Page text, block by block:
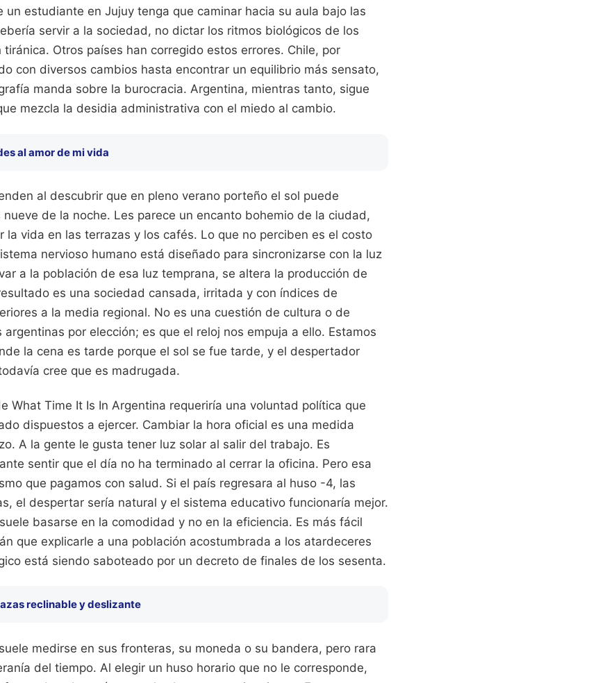
un estudiante en Jujuy tenga que caminar hacia su aula bajo las
servir a la sociedad, no dictar los ritmos biológicos de los
Otros países han corregido estos errores. Chile, por
con diversos cambios hasta encontrar un equilibrio más sensato,
manda sobre la burocracia. Argentina, mientras tanto, sigue
mezcla la desidia administrativa con el miedo al cambio.
al amor de mi vida
al descubrir que en pleno verano porteño el sol puede
de la noche. Les parece un encanto bohemio de la ciudad,
la vida en las terrazas y los cafés. Lo que no perciben es el costo
nervioso humano está diseñado para sincronizarse con la luz
a la población de esa luz temprana, se altera la producción de
es una sociedad cansada, irritada y con índices de
a la media regional. No es una cuestión de cultura o de
por elección; es que el reloj nos empuja a ello. Estamos
la cena es tarde porque el sol se fue tarde, y el despertador
cree que es madrugada.
What Time It Is In Argentina requeriría una voluntad política que
dispuestos a ejercer. Cambiar la hora oficial es una medida
A la gente le gusta tener luz solar al salir del trabajo. Es
sentir que el día no ha terminado al cerrar la oficina. Pero esa
que pagamos con salud. Si el país regresara al huso -4, las
el despertar sería natural y el sistema educativo funcionaría mejor.
basarse en la comodidad y no en la eficiencia. Es más fácil
que explicarle a una población acostumbrada a los atardeceres
está siendo saboteado por un decreto de finales de los sesenta.
reclinable y deslizante
medirse en sus fronteras, su moneda o su bandera, pero rara
del tiempo. Al elegir un huso horario que no le corresponde,